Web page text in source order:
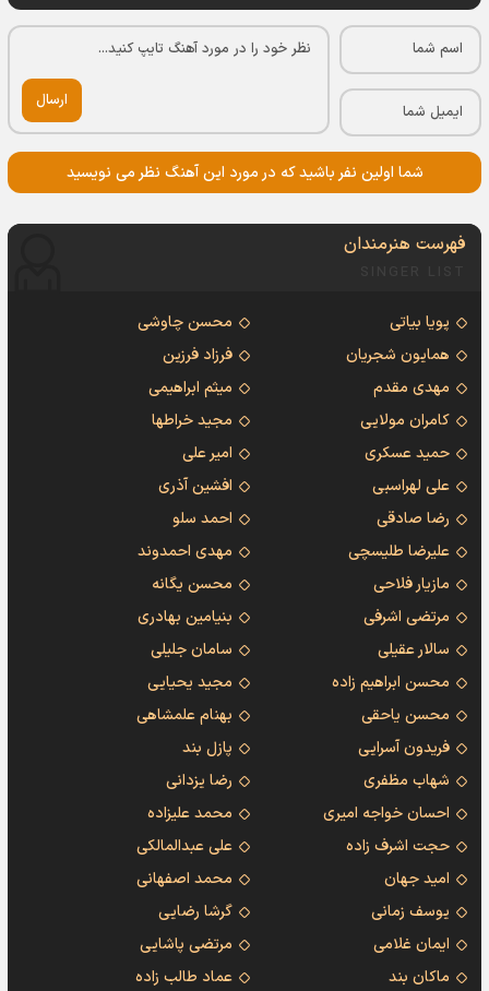
ارسال
شما اولین نفر باشید که در مورد این آهنگ نظر می نویسید
فهرست هنرمندان
پویا بیاتی
محسن چاوشی
همایون شجریان
فرزاد فرزین
مهدی مقدم
میثم ابراهیمی
کامران مولایی
مجید خراطها
حمید عسکری
امیر علی
علی لهراسبی
افشین آذری
رضا صادقی
احمد سلو
علیرضا طلیسچی
مهدی احمدوند
مازیار فلاحی
محسن یگانه
مرتضی اشرفی
بنیامین بهادری
سالار عقیلی
سامان جلیلی
محسن ابراهیم زاده
مجید یحیایی
محسن یاحقی
بهنام علمشاهی
فریدون آسرایی
پازل بند
شهاب مظفری
رضا یزدانی
احسان خواجه امیری
محمد علیزاده
حجت اشرف زاده
علی عبدالمالکی
امید جهان
محمد اصفهانی
یوسف زمانی
گرشا رضایی
ایمان غلامی
مرتضی پاشایی
ماکان بند
عماد طالب زاده